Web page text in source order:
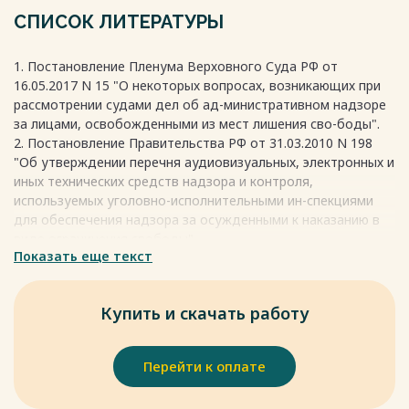
ожидать все, что угодно в любой ситуации.
— создание прокуратуры и наделение данного органа
полномочиями по надзору за реализацией правовых актов;
— образование органов полиции, которые также имеют
право осу-ществлять определенные надзорные функции;
— формирование специальных структур, в полномочия
которых входят обязанности по надзору.
Рассмотрим основные элементы, которые присущи
административному надзору.
1. Назначение. Осуществлять данный надзор обязаны
от ограничений и обязанностей, при-своенных бывшему
заключенному. Это могут быть следующие учреждения:
прокуратура, полиция и так далее. Эти органы имеют право
контактировать с иными организациями при
2. Возможности. Тут речь идет об особенных способах
реализации надзорной деятельности, которая включает в
себя контроль за особоопасны-ми объектами, а также
СПИСОК ЛИТЕРАТУРЫ
1. Постановление Пленума Верховного Суда РФ от
16.05.2017 N 15 "О некоторых вопросах, возникающих при
рассмотрении судами дел об ад-министративном надзоре
за лицами, освобожденными из мест лишения сво-боды".
2. Постановление Правительства РФ от 31.03.2010 N 198
"Об утверждении перечня аудиовизуальных, электронных и
иных технических средств надзора и контроля,
используемых уголовно-исполнительными ин-спекциями
для обеспечения надзора за осужденными к наказанию в
Показать еще текст
Купить и скачать работу
Перейти к оплате